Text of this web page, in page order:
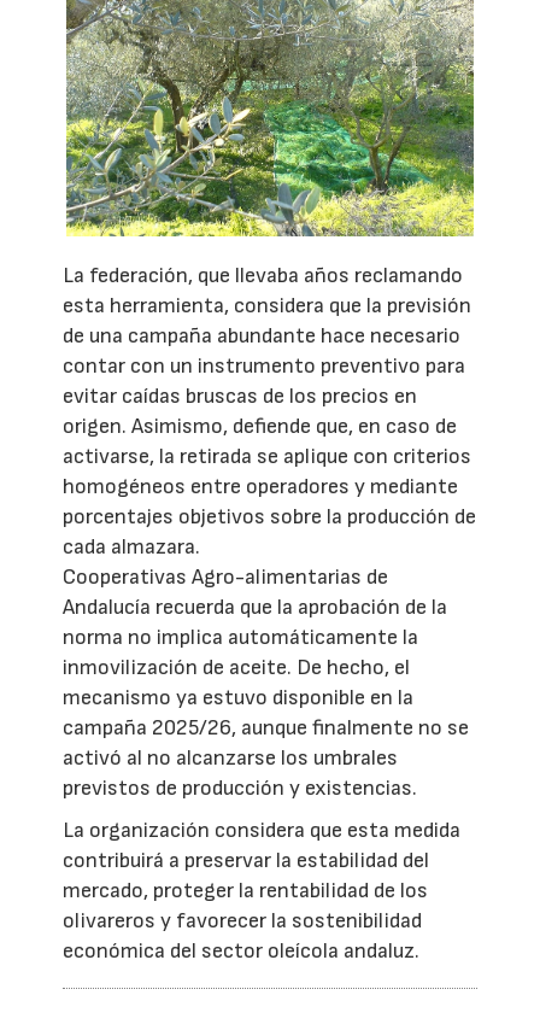
La federación, que llevaba años reclamando
esta herramienta, considera que la previsión
de una campaña abundante hace necesario
contar con un instrumento preventivo para
evitar caídas bruscas de los precios en
origen. Asimismo, defiende que, en caso de
activarse, la retirada se aplique con criterios
homogéneos entre operadores y mediante
porcentajes objetivos sobre la producción de
cada almazara.
Cooperativas Agro-alimentarias de
Andalucía recuerda que la aprobación de la
norma no implica automáticamente la
inmovilización de aceite. De hecho, el
mecanismo ya estuvo disponible en la
campaña 2025/26, aunque finalmente no se
activó al no alcanzarse los umbrales
previstos de producción y existencias.
La organización considera que esta medida
contribuirá a preservar la estabilidad del
mercado, proteger la rentabilidad de los
olivareros y favorecer la sostenibilidad
económica del sector oleícola andaluz.